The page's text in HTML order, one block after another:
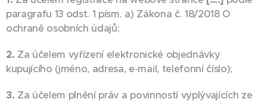
paragrafu 13 odst. 1 písm. a) Zákona č. 18/2018 O
ochraně osobních údajů;
2. Za účelem vyřízení elektronické objednávky
kupujícího (jméno, adresa, e-mail, telefonní číslo);
3. Za účelem plnění práv a povinností vyplývajících ze